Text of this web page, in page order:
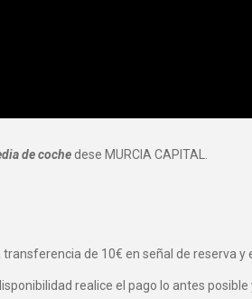
de coche dese MURCIA CAPITAL.
de 10€ en señal de reserva y
realice el pago lo antes